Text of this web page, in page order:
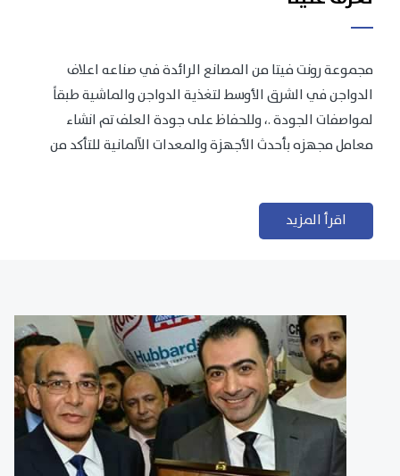
مجموعة رونت فيتا من المصانع الرائدة في صناعه اعلاف
الدواجن في الشرق الأوسط لتغذية الدواجن والماشية طبقاً
لمواصفات الجودة .، وللحفاظ على جودة العلف تم انشاء
معامل مجهزه بأحدث الأجهزة والمعدات الآلمانية للتأكد من
اقرأ المزيد